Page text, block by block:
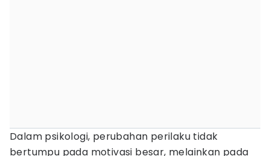
Dalam psikologi, perubahan perilaku tidak
bertumpu pada motivasi besar, melainkan pada